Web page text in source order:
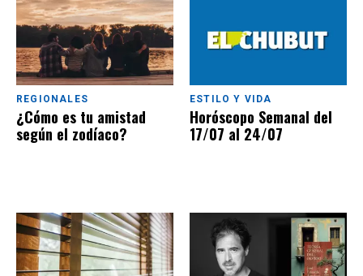
REGIONALES
¿Cómo es tu amistad
según el zodíaco?
ESTILO Y VIDA
Horóscopo Semanal del
17/07 al 24/07